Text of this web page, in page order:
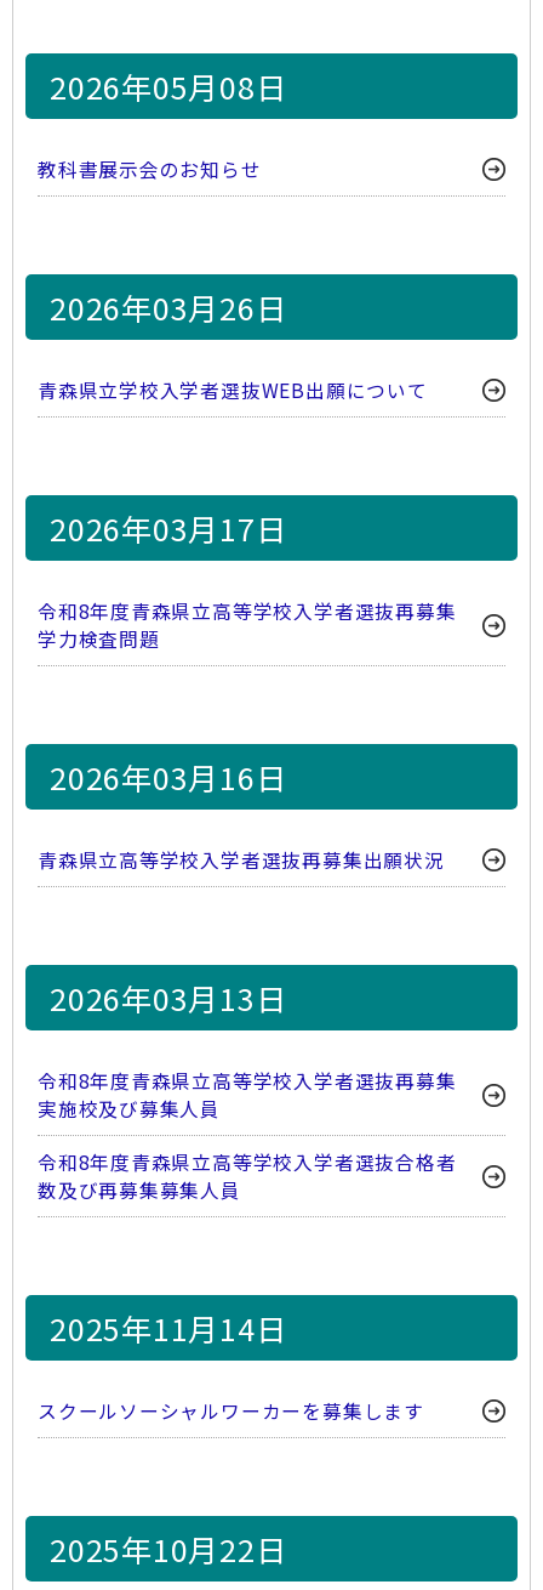
2026年05月08日
教科書展示会のお知らせ
2026年03月26日
青森県立学校入学者選抜WEB出願について
2026年03月17日
令和8年度青森県立高等学校入学者選抜再募集
学力検査問題
2026年03月16日
青森県立高等学校入学者選抜再募集出願状況
2026年03月13日
令和8年度青森県立高等学校入学者選抜再募集
実施校及び募集人員
令和8年度青森県立高等学校入学者選抜合格者
数及び再募集募集人員
2025年11月14日
スクールソーシャルワーカーを募集します
2025年10月22日